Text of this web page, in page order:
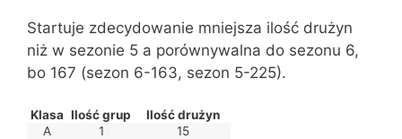
Startuje zdecydowanie mniejsza ilość drużyn
niż w sezonie 5 a porównywalna do sezonu 6,
bo 167 (sezon 6-163, sezon 5-225).
Klasa Ilość grup
Ilość drużyn
A
1
15